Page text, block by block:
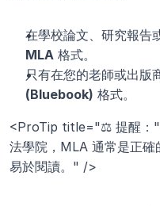
MLA 格式。
只有在您的老師或出版
(Bluebook) 格式。
<ProTip title="⚖️ 提醒：
法學院，MLA 通常是正確
易於閱讀。" />